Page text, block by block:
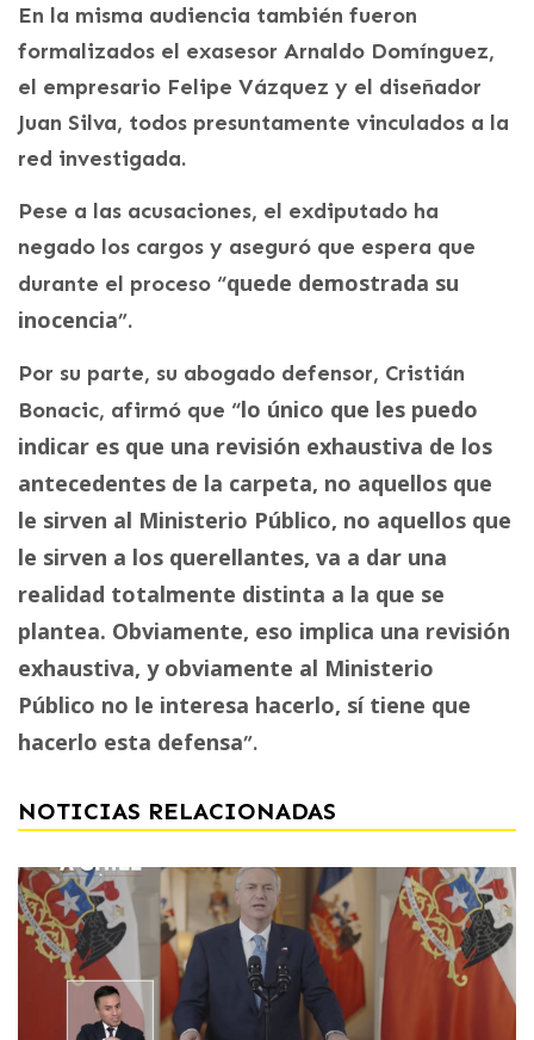
En la misma audiencia también fueron
formalizados el exasesor Arnaldo Domínguez,
el empresario Felipe Vázquez y el diseñador
Juan Silva, todos presuntamente vinculados a la
red investigada.
Pese a las acusaciones, el exdiputado ha
negado los cargos y aseguró que espera que
durante el proceso “quede demostrada su
inocencia”.
Por su parte, su abogado defensor, Cristián
Bonacic, afirmó que “lo único que les puedo
indicar es que una revisión exhaustiva de los
antecedentes de la carpeta, no aquellos que
le sirven al Ministerio Público, no aquellos que
le sirven a los querellantes, va a dar una
realidad totalmente distinta a la que se
plantea. Obviamente, eso implica una revisión
exhaustiva, y obviamente al Ministerio
Público no le interesa hacerlo, sí tiene que
hacerlo esta defensa”.
NOTICIAS RELACIONADAS